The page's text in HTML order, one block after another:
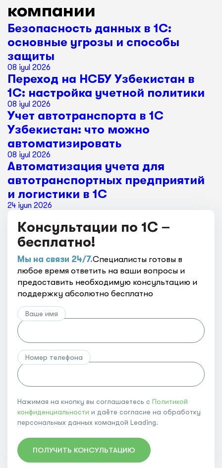
компании
Безопасность данных в 1С:
основные угрозы и способы
защиты
08 iyul 2026
Переход на НСБУ Узбекистан в
1С: настройка учетной политики
08 iyul 2026
Учет автотранспорта в 1С
Узбекистан: что можно
автоматизировать
08 iyul 2026
Автоматизация учета для
автотранспортных предприятий
и логистики в 1С
24 iyun 2026
Консультации по 1С –
бесплатно!
Мы на связи 24/7.Специалисты готовы в
любое время ответить на ваши вопросы и
предоставить необходимую консультацию и
поддержку абсолютно бесплатно
Ваше имя
Номер телефона
Нажимая на кнопку вы соглашаетесь с Политикой
конфиденциальности и даёте согласие на обработку
персональных данных командой Leading.
ПОЛУЧИТЬ КОНСУЛЬТАЦИЮ